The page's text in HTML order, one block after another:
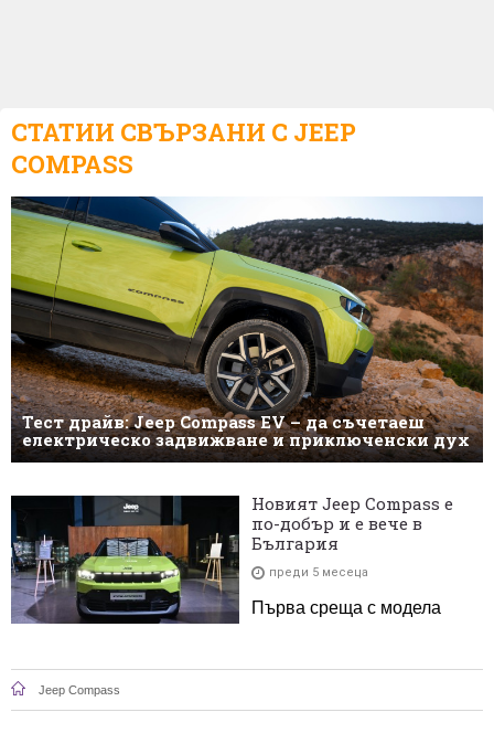
СТАТИИ СВЪРЗАНИ С JEEP
COMPASS
Тест драйв: Jeep Compass EV – да съчетаеш
електрическо задвижване и приключенски дух
Новият Jeep Compass е
по-добър и е вече в
България
преди 5 месеца
Първа среща с модела
Jeep Compass